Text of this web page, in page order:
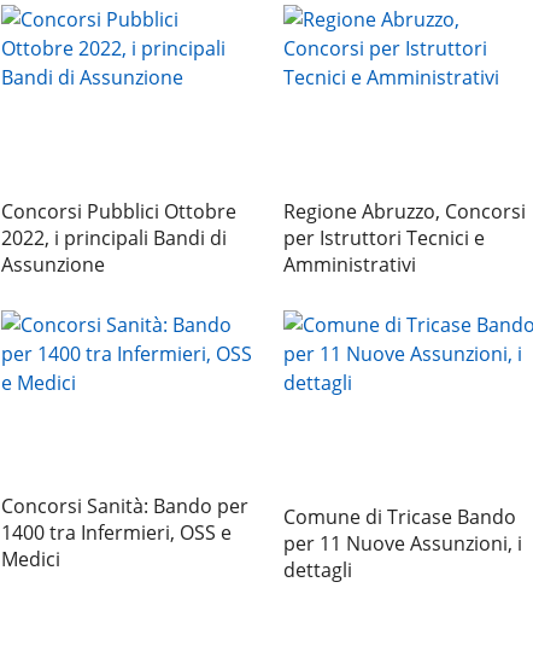
Concorsi Pubblici Ottobre
2022, i principali Bandi di
Assunzione
Regione Abruzzo, Concorsi
per Istruttori Tecnici e
Amministrativi
Concorsi Sanità: Bando per
1400 tra Infermieri, OSS e
Medici
Comune di Tricase Bando
per 11 Nuove Assunzioni, i
dettagli